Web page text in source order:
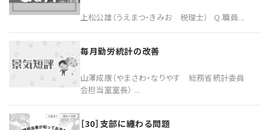
上松公雄（うえまつ・きみお 税理士） Q.職員...
毎月勤労統計の改善
山澤成康（やまさわ・なりやす 総務省統計委員
会担当室室長） ...
［30］支部に纏わる問題